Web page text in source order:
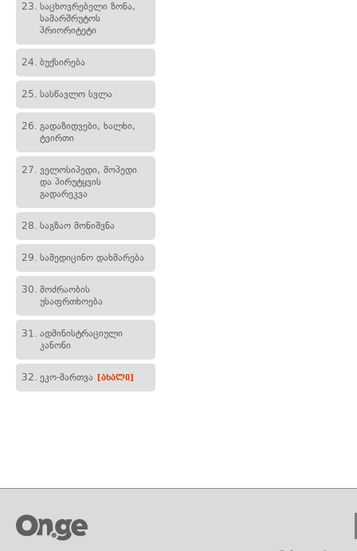
23. საცხოვრებელი ზონა,
სამარშრუტოს
პრიორიტეტი
24. ბუქსირება
25. სასწავლო სვლა
26. გადაზიდვები, ხალხი,
ტვირთი
27. ველოსიპედი, მოპედი
და პირუტყვის
გადარეკვა
28. საგზაო მონიშვნა
29. სამედიცინო დახმარება
30. მოძრაობის
უსაფრთხოება
31. ადმინისტრაციული
კანონი
32. ეკო-მართვა [ახალი]